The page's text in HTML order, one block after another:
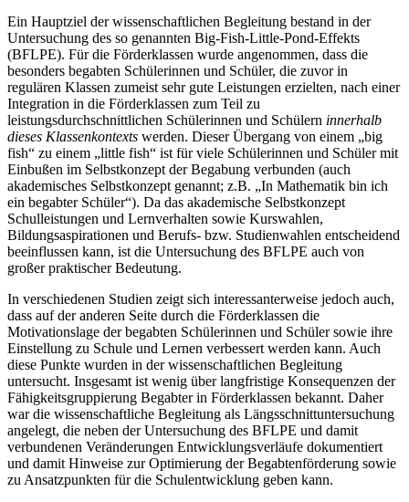
Ein Hauptziel der wissenschaftlichen Begleitung bestand in der
Untersuchung des so genannten Big-Fish-Little-Pond-Effekts
(BFLPE). Für die Förderklassen wurde angenommen, dass die
besonders begabten Schülerinnen und Schüler, die zuvor in
regulären Klassen zumeist sehr gute Leistungen erzielten, nach einer
Integration in die Förderklassen zum Teil zu
leistungsdurchschnittlichen Schülerinnen und Schülern innerhalb
dieses Klassenkontexts werden. Dieser Übergang von einem „big
fish“ zu einem „little fish“ ist für viele Schülerinnen und Schüler mit
Einbußen im Selbstkonzept der Begabung verbunden (auch
akademisches Selbstkonzept genannt; z.B. „In Mathematik bin ich
ein begabter Schüler“). Da das akademische Selbstkonzept
Schulleistungen und Lernverhalten sowie Kurswahlen,
Bildungsaspirationen und Berufs- bzw. Studienwahlen entscheidend
beeinflussen kann, ist die Untersuchung des BFLPE auch von
großer praktischer Bedeutung.
In verschiedenen Studien zeigt sich interessanterweise jedoch auch,
dass auf der anderen Seite durch die Förderklassen die
Motivationslage der begabten Schülerinnen und Schüler sowie ihre
Einstellung zu Schule und Lernen verbessert werden kann. Auch
diese Punkte wurden in der wissenschaftlichen Begleitung
untersucht. Insgesamt ist wenig über langfristige Konsequenzen der
Fähigkeitsgruppierung Begabter in Förderklassen bekannt. Daher
war die wissenschaftliche Begleitung als Längsschnittuntersuchung
angelegt, die neben der Untersuchung des BFLPE und damit
verbundenen Veränderungen Entwicklungsverläufe dokumentiert
und damit Hinweise zur Optimierung der Begabtenförderung sowie
zu Ansatzpunkten für die Schulentwicklung geben kann.